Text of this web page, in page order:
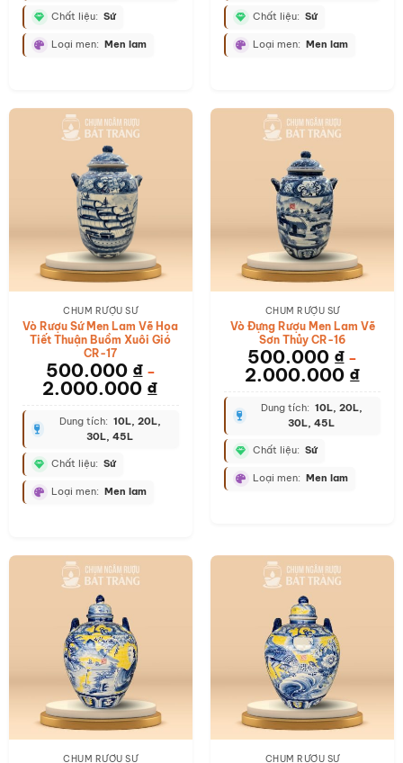
Chất liệu: Sứ
Loại men: Men lam
Chất liệu: Sứ
Loại men: Men lam
CHUM RƯỢU SỨ
Vò Rượu Sứ Men Lam Vẽ Họa
Tiết Thuận Buồm Xuôi Gió
CR-17
500.000 ₫ –
2.000.000 ₫
Dung tích: 10L, 20L,
30L, 45L
Chất liệu: Sứ
Loại men: Men lam
CHUM RƯỢU SỨ
Vò Đựng Rượu Men Lam Vẽ
Sơn Thủy CR-16
500.000 ₫ –
2.000.000 ₫
Dung tích: 10L, 20L,
30L, 45L
Chất liệu: Sứ
Loại men: Men lam
CHUM RƯỢU SỨ CHUM RƯỢU SỨ